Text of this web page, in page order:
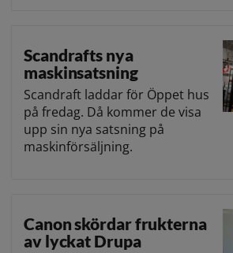
Scandrafts nya
maskinsatsning
Scandraft laddar för Öppet hus
på fredag. Då kommer de visa
upp sin nya satsning på
maskinförsäljning.
Canon skördar frukterna
av lyckat Drupa